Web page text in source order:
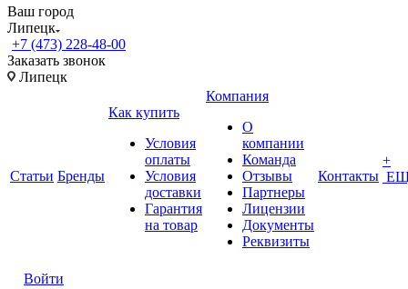
Ваш город
Липецк
+7 (473) 228-48-00
Заказать звонок
Липецк
Статьи Бренды
Как купить
Условия
оплаты
Условия
доставки
Гарантия
на товар
Компания
О
компании
Команда
Отзывы
Партнеры
Лицензии
Документы
Реквизиты
Контакты
+
Войти